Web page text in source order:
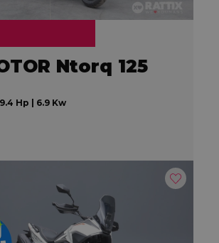
Ntorq 125
Hp | 6.9 Kw